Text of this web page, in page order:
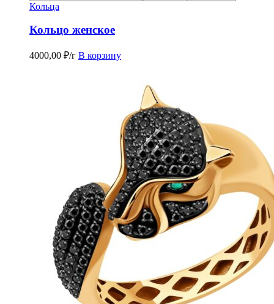
Кольца
Кольцо женское
4000,00 ₽/г В корзину